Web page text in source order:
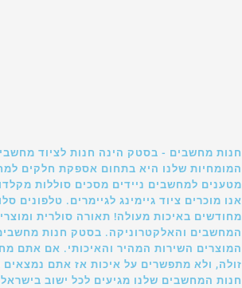
חנות מחשבים - בסטק הינה חנות לציוד
המומחיות שלנו היא בתחום אספקת חלקים
מטענים למחשבים ניידים מסכים סוללות
אנו מוכרים ציוד גיימינג לגיימרים. טלפונים
מחודשים באיכות מעולה! תאורה סולרית
המחשבים והאלקטרוניקה. בסטק חנות מחשבים
המוצרים השירות המהיר והאיכותי. אם אתם
זולה, ולא מתפשרים על איכות אז אתם נמצאים
חנות המחשבים שלנו מגיעים לכל ישוב